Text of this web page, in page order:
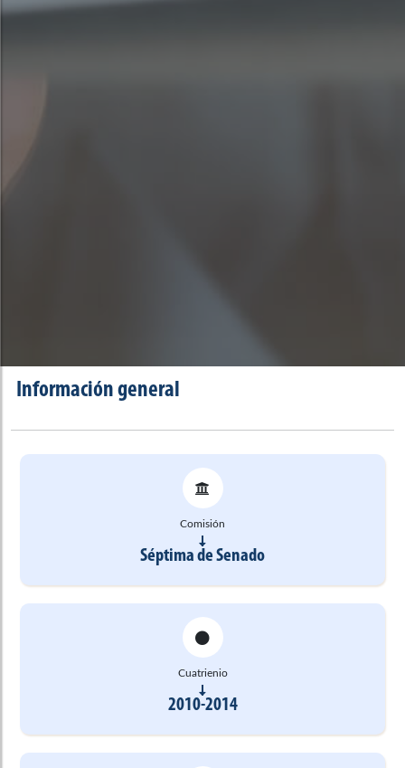
Información general
Comisión
Séptima de Senado
Cuatrienio
2010-2014